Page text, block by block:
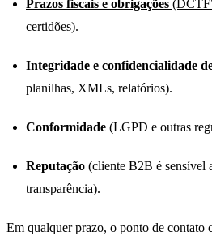
Prazos fiscais e obrigações
certidões).
Integridade e confidencialidade
planilhas, XMLs, relatórios).
Conformidade (LGPD e outras
Reputação (cliente B2B é sensível
transparência).
Em qualquer prazo, o ponto de contato